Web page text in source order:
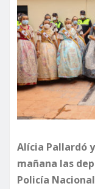
Alícia Pallardó
mañana las
Policía